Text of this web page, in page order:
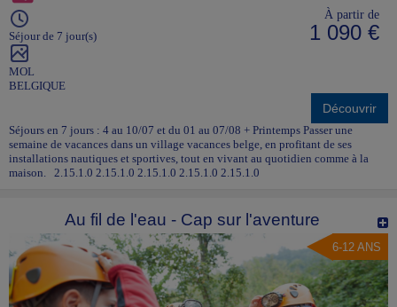
Séjour de 7 jour(s)
MOL
BELGIQUE
À partir de
1 090 €
Découvrir
Séjours en 7 jours : 4 au 10/07 et du 01 au 07/08 + Printemps Passer une
semaine de vacances dans un village vacances belge, en profitant de ses
installations nautiques et sportives, tout en vivant au quotidien comme à la
maison. 2.15.1.0 2.15.1.0 2.15.1.0 2.15.1.0 2.15.1.0
Au fil de l'eau - Cap sur l'aventure
6-12 ANS